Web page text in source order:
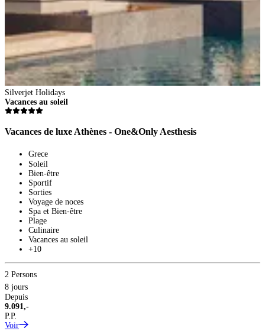
Silverjet Holidays
Vacances au soleil
Vacances de luxe Athènes - One&Only Aesthesis
Grece
Soleil
Bien-être
Sportif
Sorties
Voyage de noces
Spa et Bien-être
Plage
Culinaire
Vacances au soleil
+10
2 Persons
8 jours
Depuis
9.091,-
P.P.
Voir